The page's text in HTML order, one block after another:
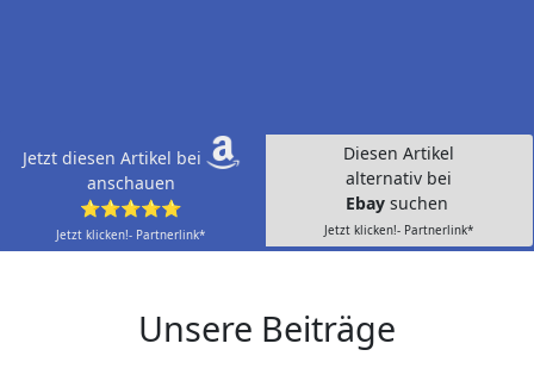
Jetzt diesen Artikel bei
anschauen
⭐⭐⭐⭐⭐
Jetzt klicken!- Partnerlink*
Diesen Artikel
alternativ bei
Ebay suchen
Jetzt klicken!- Partnerlink*
Unsere Beiträge